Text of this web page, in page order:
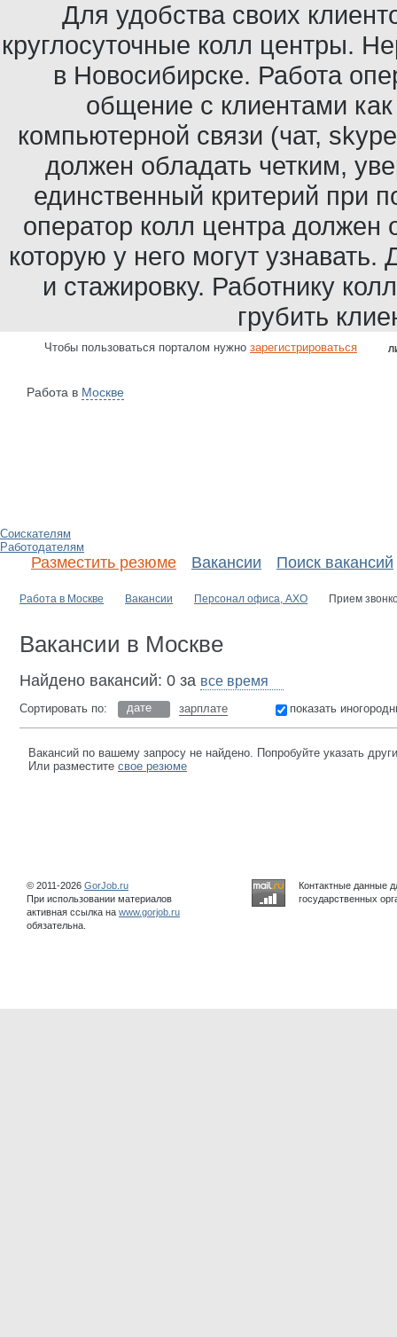
Для удобства своих
круглосуточные колл центры.
в Новосибирске. Работа
общение с клиентами
компьютерной связи (чат,
должен обладать четким,
единственный критерий при
оператор колл центра
которую у него могут
и стажировку. Работнику
грубить
Чтобы пользоваться порталом нужно зарегистрироваться
Работа в Москве
Соискателям
Работодателям
Разместить резюме Вакансии Поиск вакансий
Работа в Москве Вакансии Персонал офиса, АХО Прием
Вакансии в Москве
Найдено вакансий: 0 за
Сортировать по: дате зарплате показать
Вакансий по вашему запросу не найдено. Попробуйте указать
Или разместите свое резюме
© 2011-2026 GorJob.ru
При использовании материалов
активная ссылка на www.gorjob.ru
обязательна.
Контактные данные
государственных